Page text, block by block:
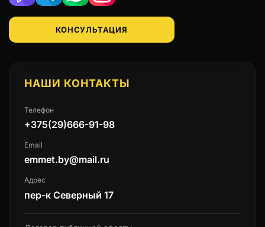
КОНСУЛЬТАЦИЯ
НАШИ КОНТАКТЫ
Телефон
+375(29)666-91-98
Email
emmet.by@mail.ru
Адрес
пер-к Северный 17